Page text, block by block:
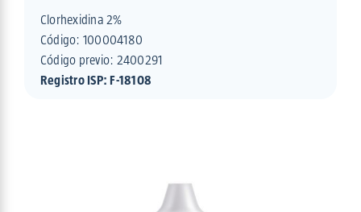
Clorhexidina 2%
Código: 100004180
Código previo: 2400291
Registro ISP: F-18108